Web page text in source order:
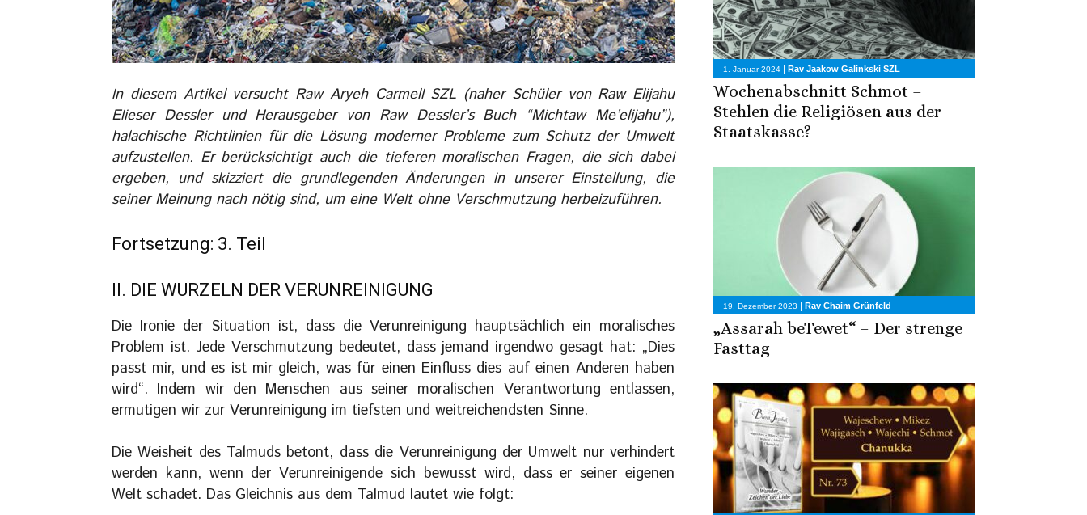
ln diesem Artikel versucht Raw Aryeh Carmell SZL (naher Schüler von Raw Elijahu
Elieser Dessler und Herausgeber von Raw Dessler’s Buch “Michtaw Me’elijahu”),
halachische Richtlinien für die Lösung moderner Probleme zum Schutz der Umwelt
aufzustellen. Er berücksichtigt auch die tieferen moralischen Fragen, die sich dabei
ergeben, und skizziert die grundlegenden Änderungen in unserer Einstellung, die
seiner Meinung nach nötig sind, um eine Welt ohne Verschmutzung herbeizuführen.
Fortsetzung: 3. Teil
II. DIE WURZELN DER VERUNREINIGUNG
Die Ironie der Situation ist, dass die Verunreinigung hauptsächlich ein moralisches
Problem ist. Jede Verschmutzung bedeutet, dass jemand irgendwo gesagt hat: „Dies
passt mir, und es ist mir gleich, was für einen Einfluss dies auf einen Anderen haben
wird“. Indem wir den Menschen aus seiner moralischen Verantwortung entlassen,
ermutigen wir zur Verunreinigung im tiefsten und weitreichendsten Sinne.
Die Weisheit des Talmuds betont, dass die Verunreinigung der Umwelt nur verhindert
werden kann, wenn der Verunreinigende sich bewusst wird, dass er seiner eigenen
Welt schadet. Das Gleichnis aus dem Talmud lautet wie folgt:
1. Januar 2024 | Rav Jaakow Galinkski SZL
Wochenabschnitt Schmot –
Stehlen die Religiösen aus der
Staatskasse?
19. Dezember 2023 | Rav Chaim Grünfeld
„Assarah beTewet“ – Der strenge
Fasttag